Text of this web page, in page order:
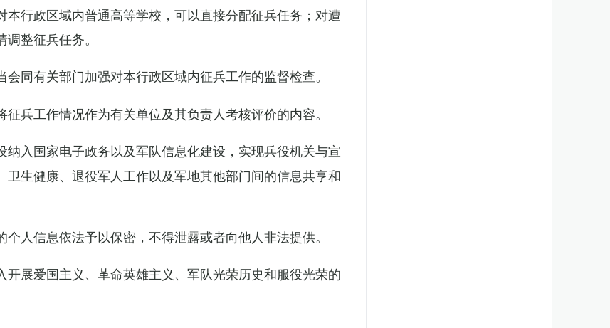
行政区域内普通高等学校，可以直接分配征兵任务；对遭
整征兵任务。
同有关部门加强对本行政区域内征兵工作的监督检查。
兵工作情况作为有关单位及其负责人考核评价的内容。
入国家电子政务以及军队信息化建设，实现兵役机关与宣
生健康、退役军人工作以及军地其他部门间的信息共享和
人信息依法予以保密，不得泄露或者向他人非法提供。
展爱国主义、革命英雄主义、军队光荣历史和服役光荣的